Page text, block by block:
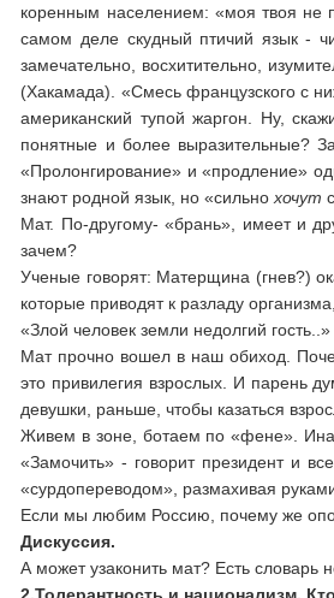
коренным населением: «моя твоя не
самом деле скудный птичий язык -
замечательно, восхитительно,
(Хакамада). «Смесь французского с
американский тупой жаргон. Ну,
понятные и более выразительные?
«Пролонгирование» и «продление»
знают родной язык, но «сильнохочут
Мат. По-другому- «брань», имеет и
зачем?
Ученые говорят: Матерщина (гнев?)
которые приводят к разладу
«Злой человек земли недолгий
Мат прочно вошел в наш обиход.
это привилегия взрослых. И парень
девушки, раньше, чтобы казаться
Живем в зоне, ботаем по «фене».
«Замочить» - говорит президент и
«сурдопереводом», размахивая
Если мы любим Россию, почему же
Дискуссия.
А может узаконить мат? Есть словарь